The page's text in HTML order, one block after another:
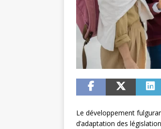
Le développement
d’adaptation des